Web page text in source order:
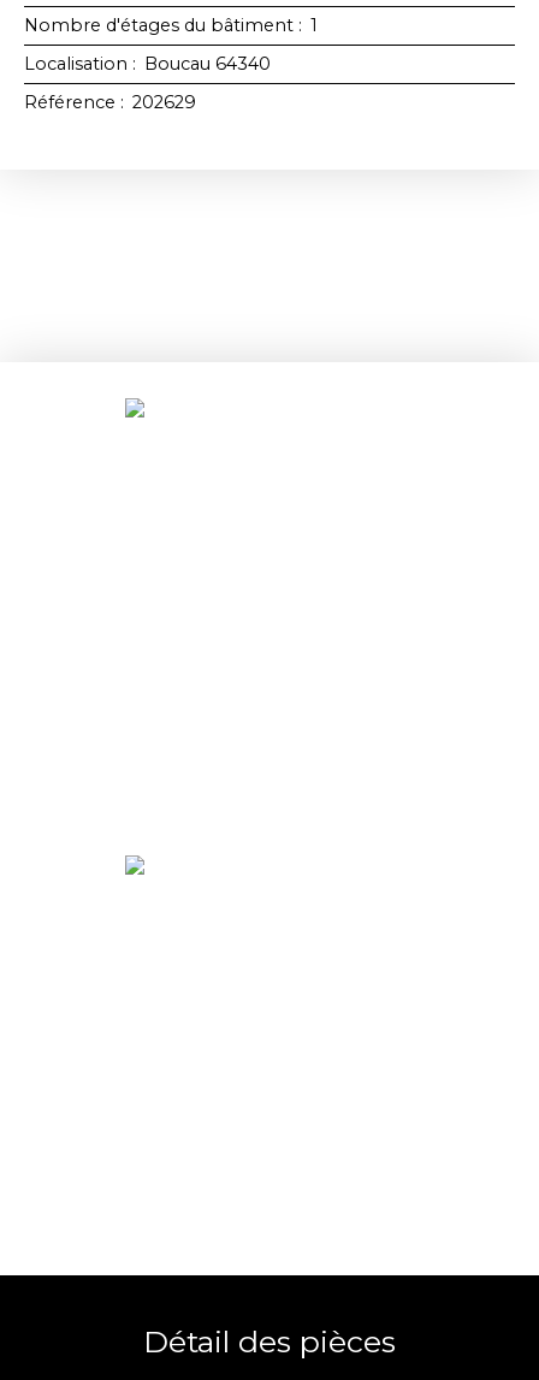
Nombre d'étages du bâtiment : 1
Localisation :
Boucau 64340
Référence : 202629
Détail des pièces